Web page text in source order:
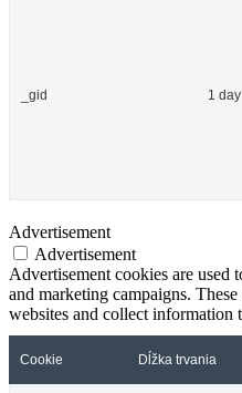
_gid 1 day
Advertisement
Advertisement
Advertisement cookies are used
and marketing campaigns.
websites and collect information
Cookie Dĺžka trvania